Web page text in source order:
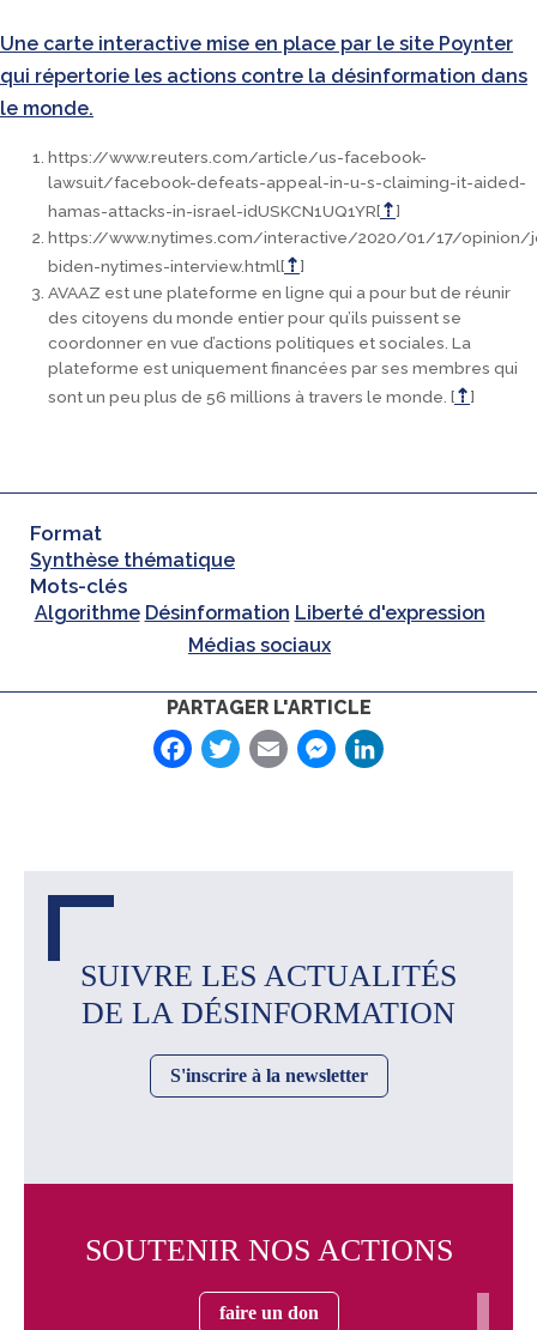
Une carte interactive mise en place par le site Poynter
qui répertorie les actions contre la désinformation dans
le monde.
https://www.reuters.com/article/us-facebook-
lawsuit/facebook-defeats-appeal-in-u-s-claiming-it-aided-
hamas-attacks-in-israel-idUSKCN1UQ1YR[⇡]
https://www.nytimes.com/interactive/2020/01/17/opinion/
biden-nytimes-interview.html[⇡]
AVAAZ est une plateforme en ligne qui a pour but de réunir
des citoyens du monde entier pour qu’ils puissent se
coordonner en vue d’actions politiques et sociales. La
plateforme est uniquement financées par ses membres qui
sont un peu plus de 56 millions à travers le monde. [⇡]
Format
Synthèse thématique
Mots-clés
Algorithme Désinformation Liberté d'expression
Médias sociaux
PARTAGER L'ARTICLE
Facebook
TwitterEmail Messenger
SUIVRE LES ACTUALITÉS
DE LA DÉSINFORMATION
S'inscrire à la newsletter
SOUTENIR NOS ACTIONS
faire un don